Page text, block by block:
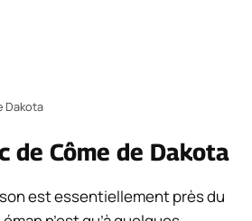
Dakota
de Côme de Dakota
est essentiellement près du